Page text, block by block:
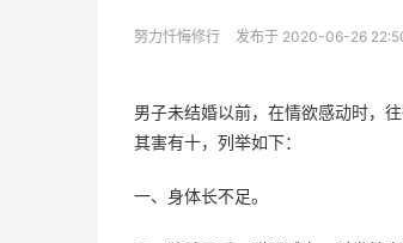
努力忏悔修行 发布于 2020-06-26
男子未结婚以前，在情欲感动时，
其害有十，列举如下：
一、身体长不足。